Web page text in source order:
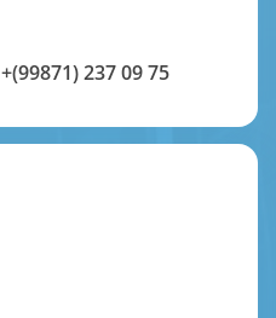
+(99871) 237 09 75